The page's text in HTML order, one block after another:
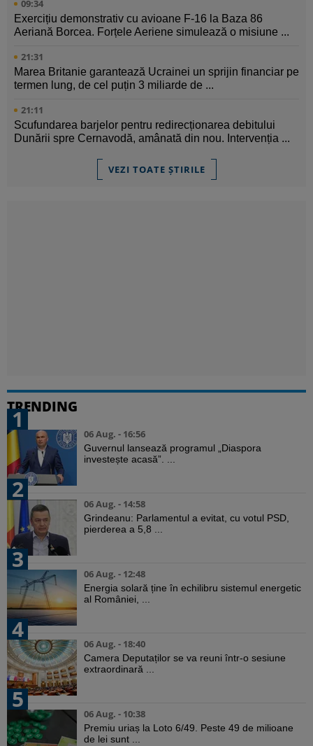
09:34
Exercițiu demonstrativ cu avioane F-16 la Baza 86
Aeriană Borcea. Forțele Aeriene simulează o misiune ...
21:31
Marea Britanie garantează Ucrainei un sprijin financiar pe
termen lung, de cel puțin 3 miliarde de ...
21:11
Scufundarea barjelor pentru redirecționarea debitului
Dunării spre Cernavodă, amânată din nou. Intervenția ...
VEZI TOATE ȘTIRILE
TRENDING
1
06 Aug. - 16:56
Guvernul lansează programul „Diaspora
investește acasă”. ...
2
06 Aug. - 14:58
Grindeanu: Parlamentul a evitat, cu votul PSD,
pierderea a 5,8 ...
3
06 Aug. - 12:48
Energia solară ține în echilibru sistemul energetic
al României, ...
4
06 Aug. - 18:40
Camera Deputaților se va reuni într-o sesiune
extraordinară ...
5
06 Aug. - 10:38
Premiu uriaș la Loto 6/49. Peste 49 de milioane
de lei sunt ...